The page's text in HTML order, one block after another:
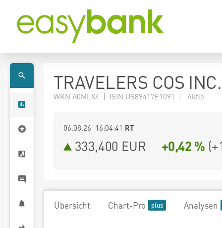
TRAVELERS COS INC.
WKN A0MLX4 | ISIN US89417E1091 | Aktie
06.08.26 16:04:41 RT
333,400 EUR +0,42 % (
Übersicht Chart-Pro Analysen